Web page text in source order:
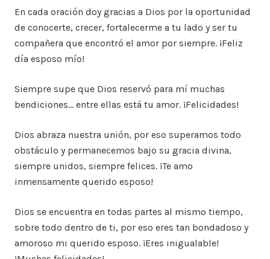
En cada oración doy gracias a Dios por la oportunidad
de conocerte, crecer, fortalecerme a tu lado y ser tu
compañera que encontró el amor por siempre. ¡Feliz
día esposo mío!
Siempre supe que Dios reservó para mí muchas
bendiciones… entre ellas está tu amor. ¡Felicidades!
Dios abraza nuestra unión, por eso superamos todo
obstáculo y permanecemos bajo su gracia divina,
siempre unidos, siempre felices. ¡Te amo
inmensamente querido esposo!
Dios se encuentra en todas partes al mismo tiempo,
sobre todo dentro de ti, por eso eres tan bondadoso y
amoroso mi querido esposo. ¡Eres inigualable!